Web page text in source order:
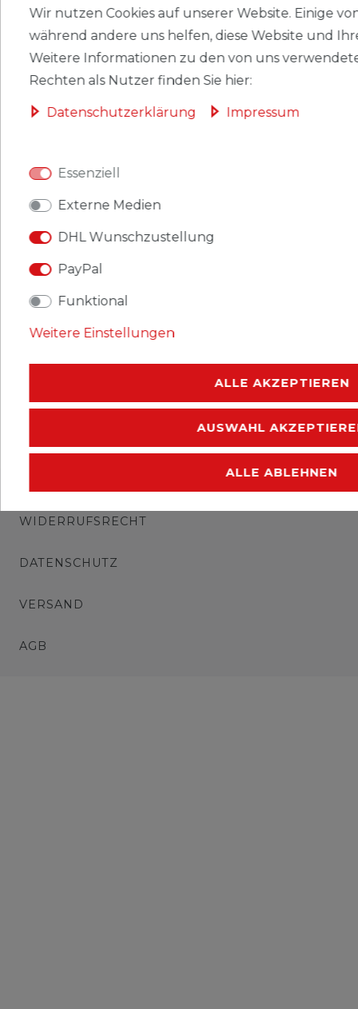
HERSTELLER
Briefmarken Tuvalu 2096 (kompl.Ausg.) postfrisch
2014 Papst Benedikt XVI.
Gebiet: Tuvalu
Ausgabeanlass: 2014 Papst Benedikt XVI.
Titel: 2096 (kompl.Ausg.)
Katalognummern: 2096
Ausgabejahr: 2014
Erhaltung: postfrisch
WIDERRUFSRECHT
DATENSCHUTZ
VERSAND
AGB
Wir nutzen Cookies auf unserer Website. Einige
während andere uns helfen, diese Website und
Weitere Informationen zu den von uns
Rechten als Nutzer finden Sie hier:
Daten­schutz­erklärung Impressum
Essenziell
Externe Medien
DHL Wunschzustellung
PayPal
Funktional
Weitere Einstellungen
ALLE AKZEPTIEREN
AUSWAHL
ALLE ABLEHNEN